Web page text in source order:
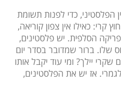
הפלסטיני, כדי לפנות תשומת
קרי: כאילו אין צפון קוריאה,
אפריקה הסלפית. יש פלסטינים,
שלו. ברור שמדובר בסדר יום
שקרי יילך? ומי עוד יקבל אותו
אז יש את הפלסטינים,